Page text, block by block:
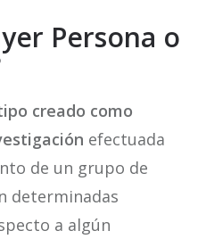
Persona o
creado como
efectuada
de un grupo de
determinadas
a algún